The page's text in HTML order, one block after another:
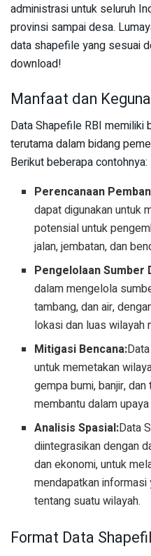
administrasi untuk seluruh
provinsi sampai desa.
data shapefile yang sesuai
download!
Manfaat dan
Data Shapefile RBI memiliki
terutama dalam bidang
Berikut beberapa contohnya:
Perencanaan
dapat digunakan untuk
potensial untuk
jalan, jembatan, dan
Pengelolaan Sumber
dalam mengelola
tambang, dan air,
lokasi dan luas wilayah
Mitigasi Bencana:
untuk memetakan
gempa bumi, banjir,
membantu dalam
Analisis Spasial:Data
diintegrasikan dengan
dan ekonomi, untuk
mendapatkan
tentang suatu wilayah.
Format Data